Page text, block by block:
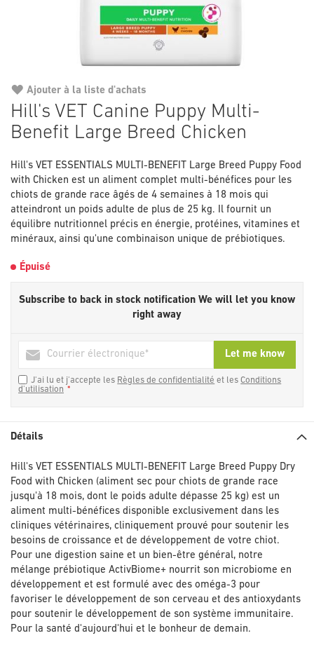
Hill's VET Canine Puppy Multi-
Benefit Large Breed Chicken
Hill's VET ESSENTIALS MULTI-BENEFIT Large Breed Puppy Food
with Chicken est un aliment complet multi-bénéfices pour les
chiots de grande race âgés de 4 semaines à 18 mois qui
atteindront un poids adulte de plus de 25 kg. Il fournit un
équilibre nutritionnel précis en énergie, protéines, vitamines et
minéraux, ainsi qu'une combinaison unique de prébiotiques.
Épuisé
Subscribe to back in stock notification We will let you know
right away
Let me know
J'ai lu et j'accepte les Règles de confidentialité et lesConditions
d'utilisation
Ajouter à la liste d'achats
au
début
la
Galerie
d’images
Détails
Hill's VET ESSENTIALS MULTI-BENEFIT Large Breed Puppy Dry
Food with Chicken (aliment sec pour chiots de grande race
jusqu'à 18 mois, dont le poids adulte dépasse 25 kg) est un
aliment multi-bénéfices disponible exclusivement dans les
cliniques vétérinaires, cliniquement prouvé pour soutenir les
besoins de croissance et de développement de votre chiot.
Pour une digestion saine et un bien-être général, notre
mélange prébiotique ActivBiome+ nourrit son microbiome en
développement et est formulé avec des oméga-3 pour
favoriser le développement de son cerveau et des antioxydants
pour soutenir le développement de son système immunitaire.
Pour la santé d'aujourd'hui et le bonheur de demain.